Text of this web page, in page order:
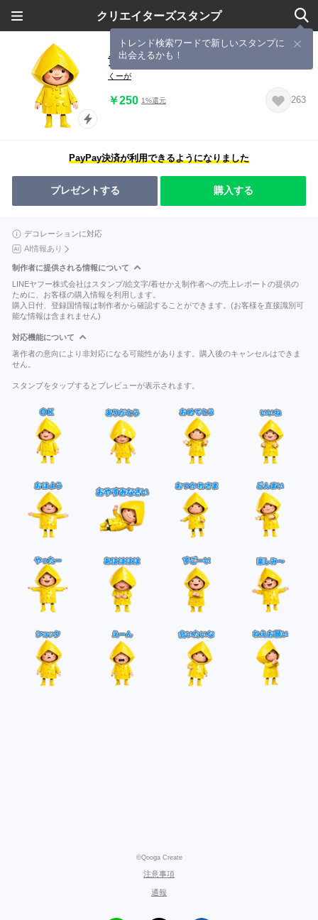
クリエイターズスタンプ
トレンド検索ワードで新しいスタンプに
出会えるかも！
黄色いレインコートのあの子
くーが
￥250 1%還元 263
PayPay決済が利用できるようになりました
プレゼントする 購入する
デコレーションに対応
AI情報あり
制作者に提供される情報について
LINEヤフー株式会社はスタンプ/絵文字/着せかえ制作者への売上レポートの提供の
ために、お客様の購入情報を利用します。
購入日付、登録国情報は制作者から確認することができます。(お客様を直接識別可
能な情報は含まれません)
対応機能について
著作者の意向により非対応になる可能性があります。購入後のキャンセルはできま
せん。
スタンプをタップするとプレビューが表示されます。
©Qooga Create
注意事項
通報